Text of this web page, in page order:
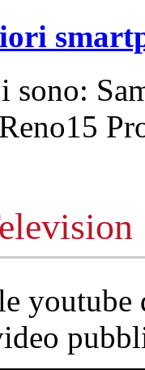
sono: